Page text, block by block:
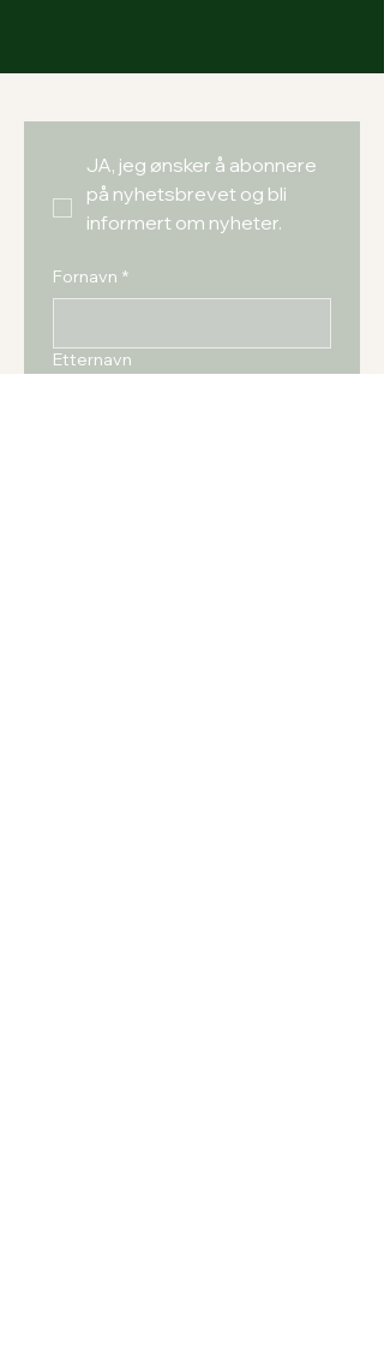
JA, jeg ønsker å abonnere
på nyhetsbrevet og bli
informert om nyheter.
Fornavn *
Etternavn